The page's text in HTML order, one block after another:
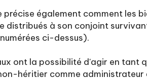
précise également comment les
distribués à son conjoint
ci-dessus).
ont la possibilité d'agir en tant
héritier comme administrateur